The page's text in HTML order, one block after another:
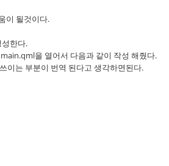
이 될것이다.
한다.
을 열어서 다음과 같이 작성 해줬다.
이는 부분이 번역 된다고 생각하면된다.